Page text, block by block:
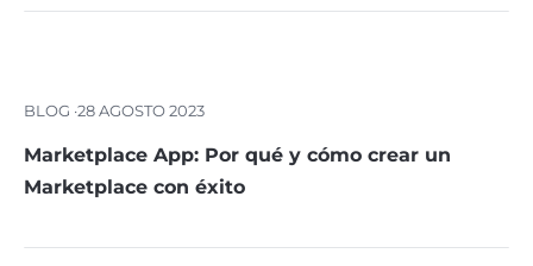
BLOG ·28 AGOSTO 2023
Marketplace App: Por qué y cómo crear un
Marketplace con éxito